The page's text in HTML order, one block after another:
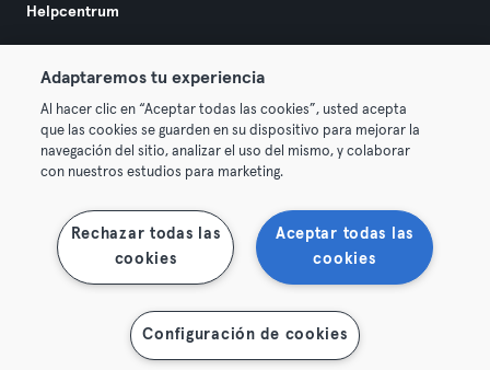
Helpcentrum
Algemene Voorwaarden Privacy
Membership opzeggen Trek hier je contract terug
Adaptaremos tu experiencia
Al hacer clic en “Aceptar todas las cookies”, usted acepta
que las cookies se guarden en su dispositivo para mejorar la
navegación del sitio, analizar el uso del mismo, y colaborar
con nuestros estudios para marketing.
Aceptar todas las
cookies
Rechazar todas las
cookies
Configuración de cookies